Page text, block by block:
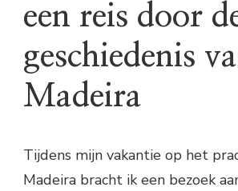
een reis door
geschiedenis
Madeira
Tijdens mijn vakantie op het
Madeira bracht ik een bezoek